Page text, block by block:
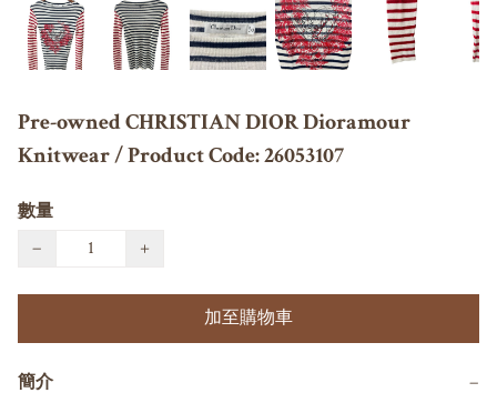
Pre-owned CHRISTIAN DIOR Dioramour
Knitwear / Product Code: 26053107
數量
−
+
加至購物車
簡介 −